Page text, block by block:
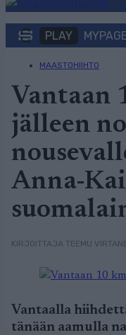
PLAY
MAASTOHIIHTO
Vantaan
jälleen
Anna-
KIRJOITTAJA TEEMU
Vantaalla
tänään aamulla